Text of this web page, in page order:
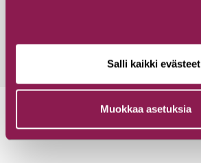
Salli kaikki evästeet
Muokkaa asetuksia